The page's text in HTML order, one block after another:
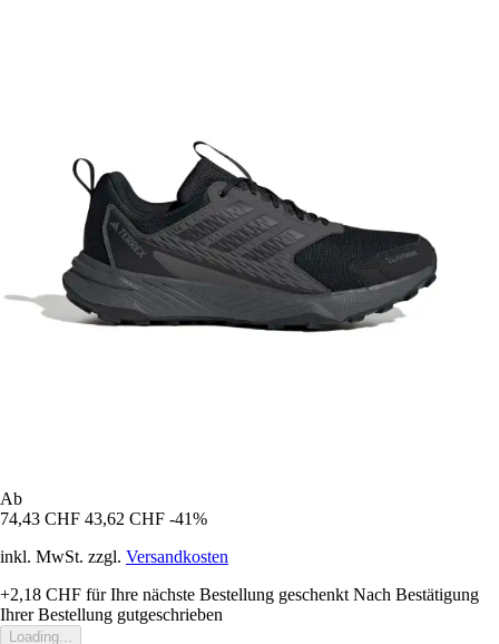
Ab
74,43 CHF 43,62 CHF -41%
inkl. MwSt. zzgl. Versandkosten
+2,18 CHF für Ihre nächste Bestellung geschenkt Nach Bestätigung
Ihrer Bestellung gutgeschrieben
Loading...